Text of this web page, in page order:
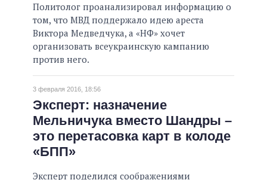
Политолог проанализировал информацию о
том, что МВД поддержало идею ареста
Виктора Медведчука, а «НФ» хочет
организовать всеукраинскую кампанию
против него.
3 февраля 2016, 18:56
Эксперт: назначение
Мельничука вместо Шандры –
это перетасовка карт в колоде
«БПП»
Эксперт поделился соображениями